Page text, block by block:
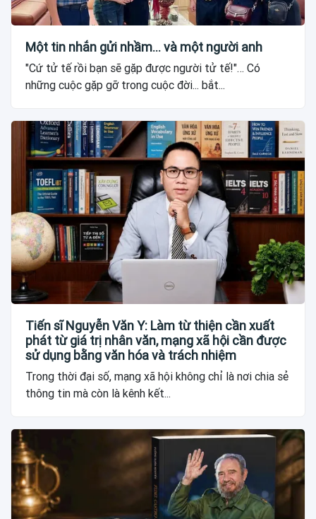
Một tin nhắn gửi nhầm... và một người anh
"Cứ tử tế rồi bạn sẽ gặp được người tử tế!"… Có
những cuộc gặp gỡ trong cuộc đời... bắt...
Tiến sĩ Nguyễn Văn Y: Làm từ thiện cần xuất
phát từ giá trị nhân văn, mạng xã hội cần được
sử dụng bằng văn hóa và trách nhiệm
Trong thời đại số, mạng xã hội không chỉ là nơi chia sẻ
thông tin mà còn là kênh kết...